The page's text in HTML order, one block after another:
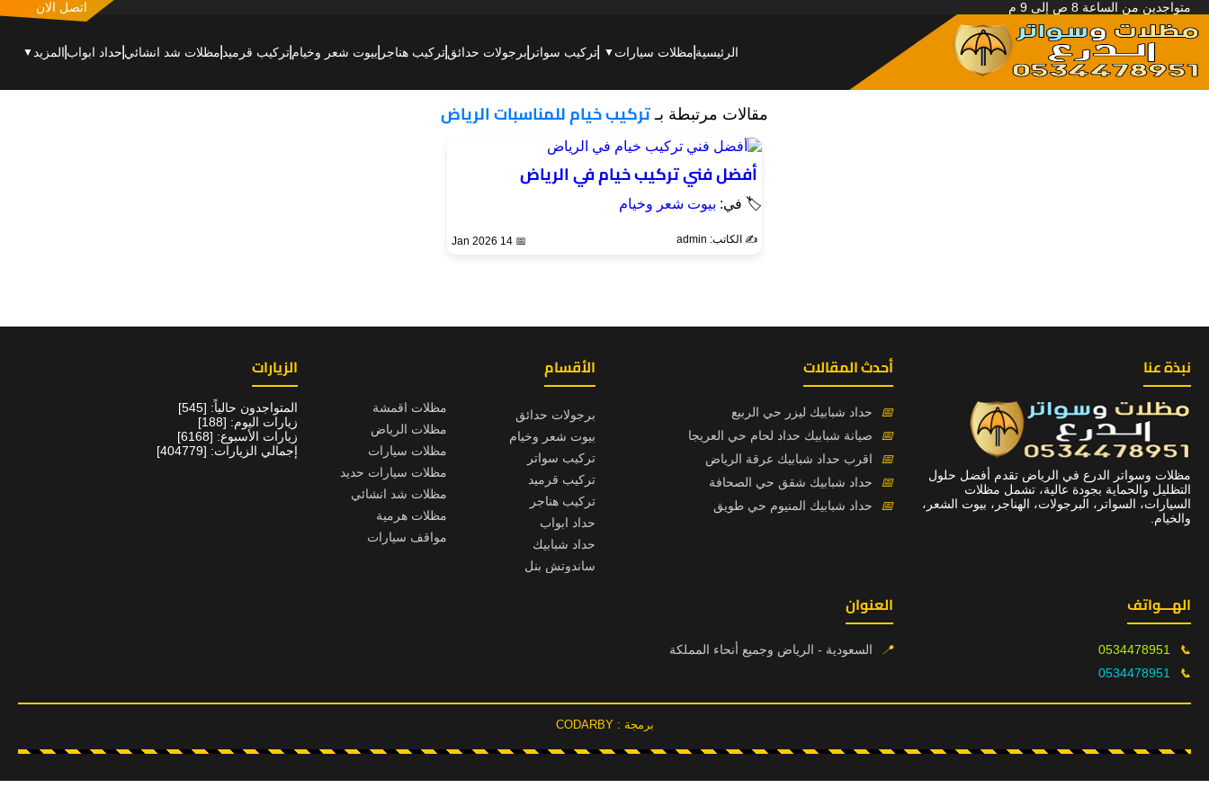
متواجدين من الساعة 8 ص إلى 9 م اتصل الان
الرئيسية مظلات سيارات ▼ تركيب سواتر برجولات حدائقتركيب هناجر بيوت شعر وخيامتركيب قرميد مظلات شد انشائي حداد ابواب المزيد ▼
مقالات مرتبطة بـ تركيب خيام للمناسبات الرياض
أفضل فني تركيب خيام في الرياض
🏷 في: بيوت شعر وخيام
✍️ الكاتب: admin 📅 14 Jan 2026
نبذة عنا
مظلات وسواتر الدرع في الرياض تقدم أفضل حلول
التظليل والحماية بجودة عالية، تشمل مظلات
السيارات، السواتر، البرجولات، الهناجر، بيوت الشعر،
والخيام.
أحدث المقالات
📅
حداد شبابيك ليزر حي الربيع
📅
صيانة شبابيك حداد لحام حي العريجا
📅
اقرب حداد شبابيك عرقة الرياض
📅
حداد شبابيك شقق حي الصحافة
📅
حداد شبابيك المنيوم حي طويق
الأقسام
برجولات حدائق
بيوت شعر وخيام
تركيب سواتر
تركيب قرميد
تركيب هناجر
حداد ابواب
حداد شبابيك
ساندوتش بنل
مظلات اقمشة
مظلات الرياض
مظلات سيارات
مظلات سيارات حديد
مظلات شد انشائي
مظلات هرمية
مواقف سيارات
الزيارات
المتواجدون حالياً: [545]
زيارات اليوم: [188]
زيارات الأسبوع: [6168]
إجمالي الزيارات: [404779]
الهـــواتف
📞
0534478951
📞
0534478951
العنوان
📍 السعودية - الرياض وجميع أنحاء المملكة
برمجة : CODARBY